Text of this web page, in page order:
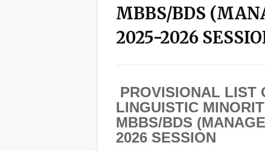
MBBS/BDS
2025-2026
PROVISIONAL LIST
LINGUISTIC
MBBS/BDS
2026 SESSION